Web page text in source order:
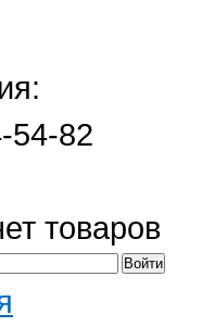
54-82
товаров